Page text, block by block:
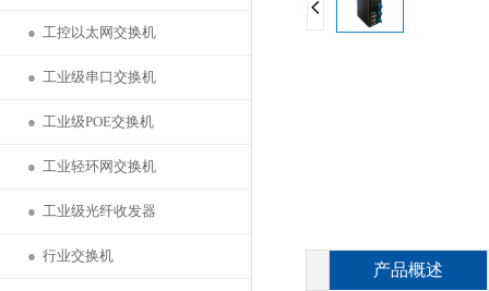
● 工控以太网交换机
● 工业级串口交换机
● 工业级POE交换机
● 工业轻环网交换机
● 工业级光纤收发器
● 行业交换机
产品概述